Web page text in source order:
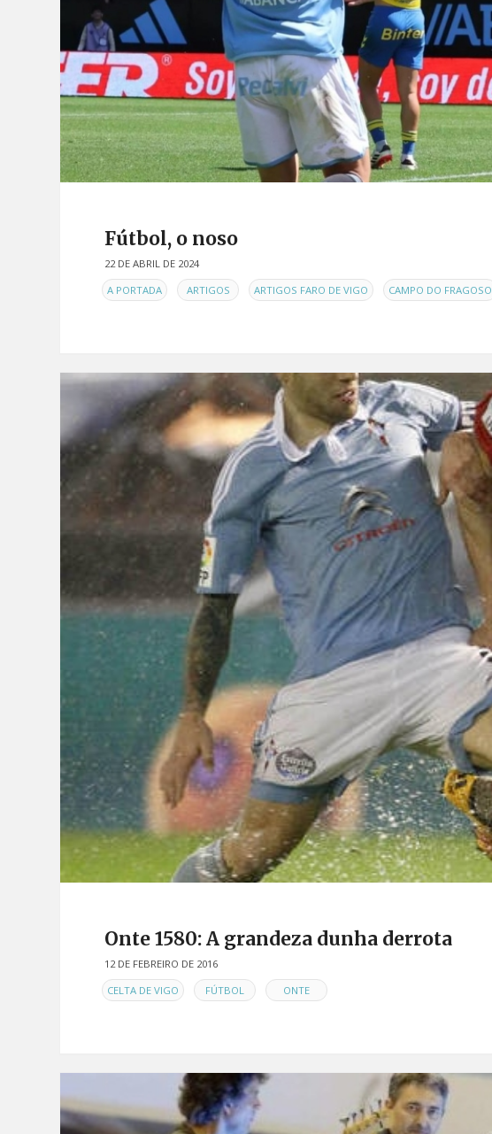
Fútbol, o noso
22 DE ABRIL DE 2024
ENA PORTADA ARTIGOS ARTIGOS FARO DE VIGO CAMPO DO FRAGOSO
Onte 1580: A grandeza dunha derrota
12 DE FEBREIRO DE 2016
ENCELTA DE VIGO FÚTBOL ONTE